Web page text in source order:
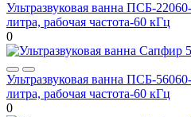
Ультразвуковая ванна ПСБ-
литра, рабочая частота-60 кГц
0
Ультразвуковая ванна ПСБ-
литра, рабочая частота-60 кГц
0